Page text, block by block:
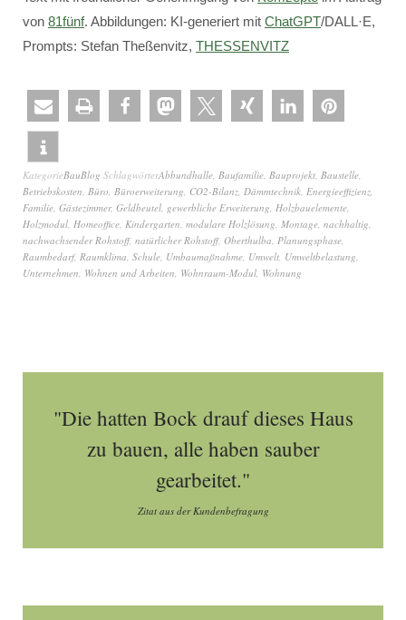
von 81fünf. Abbildungen: KI-generiert mit ChatGPT/DALL·E,
Prompts: Stefan Theßenvitz, THESSENVITZ
KategorieBauBlog SchlagwörterAbbundhalle, Baufamilie, Bauprojekt, Baustelle,
Betriebskosten, Büro, Büroerweiterung, CO2-Bilanz, Dämmtechnik, Energieeffizienz,
Familie, Gästezimmer, Geldbeutel, gewerbliche Erweiterung, Holzbauelemente,
Holzmodul, Homeoffice, Kindergarten, modulare Holzlösung, Montage, nachhaltig,
nachwachsender Rohstoff, natürlicher Rohstoff, Oberthulba, Planungsphase,
Raumbedarf, Raumklima, Schule, Umbaumaßnahme, Umwelt, Umweltbelastung,
Unternehmen, Wohnen und Arbeiten, Wohnraum-Modul, Wohnung
"Die hatten Bock drauf dieses Haus
zu bauen, alle haben sauber
gearbeitet."
Zitat aus der Kundenbefragung